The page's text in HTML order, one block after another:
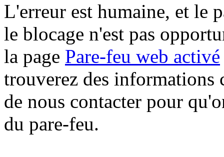
L'erreur est humaine, et le
le blocage n'est pas
la page Pare-feu web activé
trouverez des informations
de nous contacter pour
du pare-feu.